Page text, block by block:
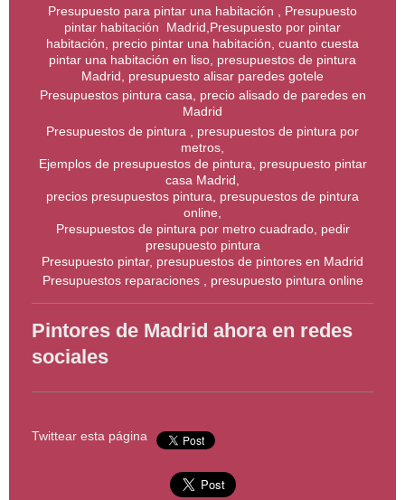
Presupuesto para pintar una habitación , Presupuesto
pintar habitación Madrid,Presupuesto por pintar
habitación, precio pintar una habitación, cuanto cuesta
pintar una habitación en liso, presupuestos de pintura
Madrid, presupuesto alisar paredes gotele
Presupuestos pintura casa, precio alisado de paredes en
Madrid
Presupuestos de pintura , presupuestos de pintura por
metros,
Ejemplos de presupuestos de pintura, presupuesto pintar
casa Madrid,
precios presupuestos pintura, presupuestos de pintura
online,
Presupuestos de pintura por metro cuadrado, pedir
presupuesto pintura
Presupuesto pintar, presupuestos de pintores en Madrid
Presupuestos reparaciones , presupuesto pintura online
Pintores de Madrid ahora en redes
sociales
Twittear esta página